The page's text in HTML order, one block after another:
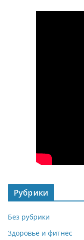
Рубрики
Без рубрики
Здоровье и фитнес